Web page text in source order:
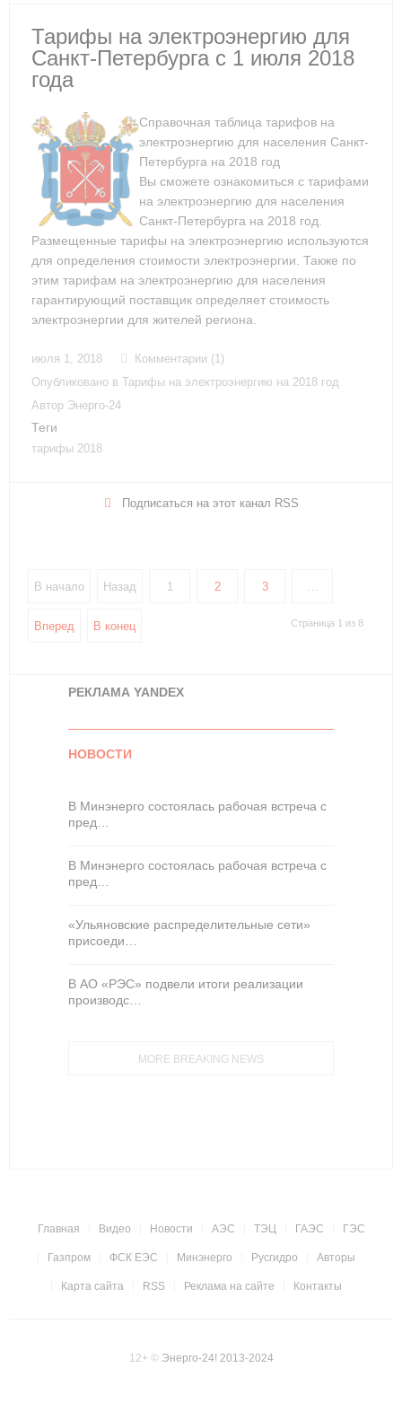
Тарифы на электроэнергию для
Санкт-Петербурга с 1 июля 2018
года
Справочная таблица тарифов на
электроэнергию для населения Санкт-
Петербурга на 2018 год
Вы сможете ознакомиться с тарифами
на электроэнергию для населения
Санкт-Петербурга на 2018 год.
Размещенные тарифы на электроэнергию используются
для определения стоимости электроэнергии. Также по
этим тарифам на электроэнергию для населения
гарантирующий поставщик определяет стоимость
электроэнергии для жителей региона.
июля 1, 2018
Комментарии (1)
Опубликовано в Тарифы на электроэнергию на 2018 год
Автор Энерго-24
Теги
тарифы 2018
Подписаться на этот канал RSS
В начало Назад 1 2 3 …
Вперед В конец Страница 1 из 8
РЕКЛАМА YANDEX
НОВОСТИ
В Минэнерго состоялась рабочая встреча с
пред…
В Минэнерго состоялась рабочая встреча с
пред…
«Ульяновские распределительные сети»
присоеди…
В АО «РЭС» подвели итоги реализации
производс…
MORE BREAKING NEWS
Главная Видео Новости АЭС ТЭЦ ГАЭС ГЭС
Газпром ФСК ЕЭС Минэнерго Русгидро Авторы
Карта сайта RSS Реклама на сайте Контакты
12+ © Энерго-24! 2013-2024